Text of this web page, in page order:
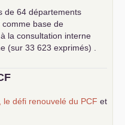
de 64 départements
comme base de
la consultation interne
(sur 33 623 exprimés) .
le défi renouvelé du PCF et